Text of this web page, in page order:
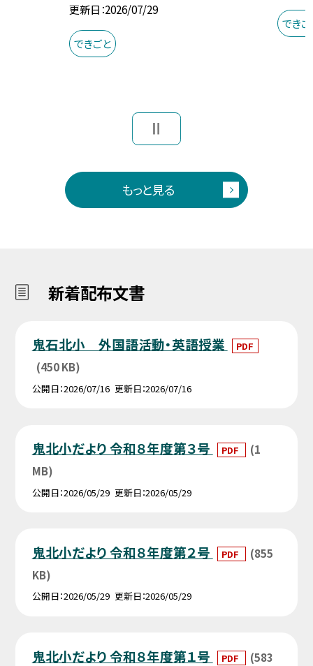
更新日 2026/07/29
できごと
できご
もっと見る
新着配布文書
鬼石北小 外国語活動・英語授業 PDF
(450 KB)
公開日 2026/07/16 更新日 2026/07/16
鬼北小だより 令和８年度第３号 PDF
(1
MB)
公開日 2026/05/29 更新日 2026/05/29
鬼北小だより 令和８年度第２号 PDF
(855
KB)
公開日 2026/05/29 更新日 2026/05/29
鬼北小だより 令和８年度第１号 PDF
(583